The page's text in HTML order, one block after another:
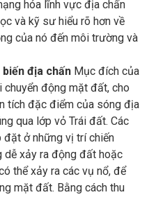
hóa lĩnh vực địa chấn
và kỹ sư hiểu rõ hơn về
của nó đến môi trường và
biến địa chấnMục đích của
chuyển động mặt đất, cho
tích đặc điểm của sóng địa
qua lớp vỏ Trái đất. Các
ở những vị trí chiến
dễ xảy ra động đất hoặc
thể xảy ra các vụ nổ, để
mặt đất. Bằng cách thu